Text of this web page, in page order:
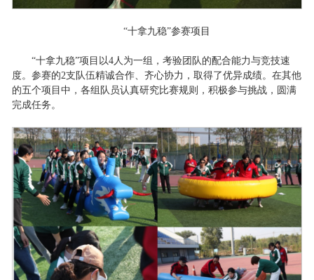
“十拿九稳”参赛项目
“十拿九稳”项目以4人为一组，考验团队的配合能力与竞技速
度。参赛的2支队伍精诚合作、齐心协力，取得了优异成绩。在其他
的五个项目中，各组队员认真研究比赛规则，积极参与挑战，圆满
完成任务。